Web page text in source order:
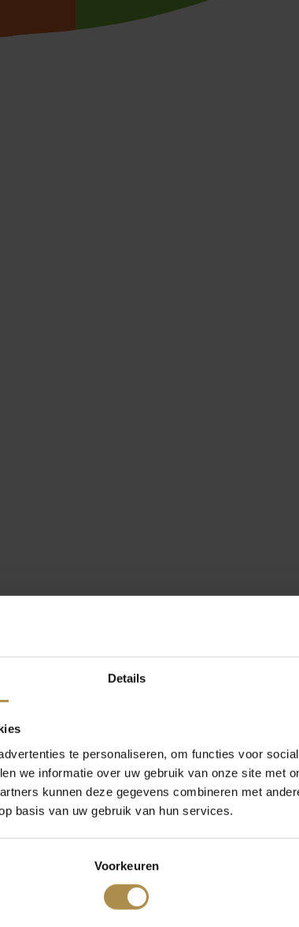
Details
te personaliseren, om functies voor
we informatie over uw gebruik van onze site met
kunnen deze gegevens combineren met
basis van uw gebruik van hun services.
Voorkeuren